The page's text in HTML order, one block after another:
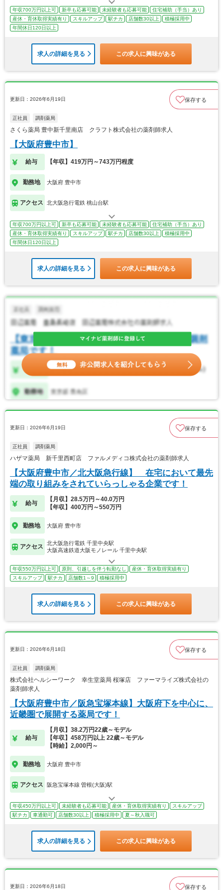
年収700万円以上可 新卒も応募可能 未経験者も応募可能
住宅補助（手当）あり
産休・育休取得実績有り
スキルアップ 駅チカ 店舗数30以上
積極採用中
年間休日120日以上
求人の詳細を見る この求人に興味がある
更新日：2026年6月19日 保存する
正社員 調剤薬局
さくら薬局 豊中新千里南店 クラフト株式会社の薬剤師求人
【大阪府豊中市】
給与 【年収】419万円～743万円程度
勤務地 大阪府 豊中市
アクセス 北大阪急行電鉄 桃山台駅
年収700万円以上可 新卒も応募可能 未経験者も応募可能
住宅補助（手当）あり
産休・育休取得実績有り
スキルアップ 駅チカ 店舗数30以上
積極採用中
年間休日120日以上
求人の詳細を見る この求人に興味がある
更新日：2026年6月19日 保存する
正社員 調剤薬局
ハザマ薬局 新千里西町店 ファルメディコ株式会社の薬剤師求人
【大阪府豊中市／北大阪急行線】 在宅において最先
端の取り組みをされていらっしゃる企業です！
給与
【月収】28.5万円～40.0万円
【年収】400万円～550万円
勤務地 大阪府 豊中市
アクセス
北大阪急行電鉄 千里中央駅
大阪高速鉄道大阪モノレール 千里中央駅
年収550万円以上可 原則、引越しを伴う転勤なし
産休・育休取得実績有り
スキルアップ
駅チカ 店舗数1～9 積極採用中
求人の詳細を見る この求人に興味がある
更新日：2026年6月18日 保存する
正社員 調剤薬局
株式会社ヘルシーワーク 幸生堂薬局 桜塚店 ファーマライズ株式会社の
薬剤師求人
【大阪府豊中市／阪急宝塚本線】大阪府下を中心に、
近畿圏で展開する薬局です！
給与
【月収】38.2万円22歳～モデル
【年収】458万円以上 22歳～モデル
【時給】2,000円～
勤務地 大阪府 豊中市
アクセス 阪急宝塚本線 曽根(大阪)駅
年収450万円以上可 未経験者も応募可能 産休・育休取得実績有り
スキルアップ
駅チカ
車通勤可 店舗数30以上 積極採用中 夏～秋入職可
求人の詳細を見る この求人に興味がある
更新日：2026年6月18日 保存する